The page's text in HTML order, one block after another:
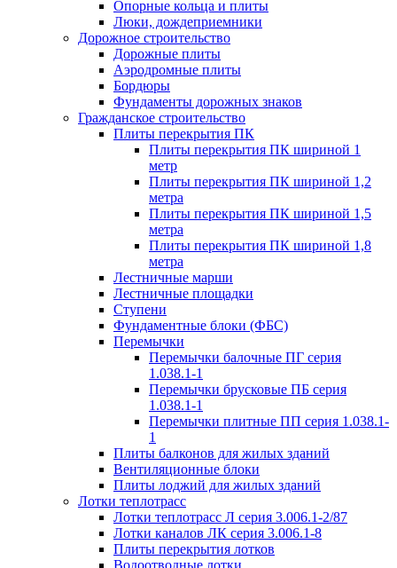
Опорные кольца и плиты
Люки, дождеприемники
Дорожное строительство
Дорожные плиты
Аэродромные плиты
Бордюры
Фундаменты дорожных знаков
Гражданское строительство
Плиты перекрытия ПК
Плиты перекрытия ПК шириной 1
метр
Плиты перекрытия ПК шириной 1,2
метра
Плиты перекрытия ПК шириной 1,5
метра
Плиты перекрытия ПК шириной 1,8
метра
Лестничные марши
Лестничные площадки
Ступени
Фундаментные блоки (ФБС)
Перемычки
Перемычки балочные ПГ серия
1.038.1-1
Перемычки брусковые ПБ серия
1.038.1-1
Перемычки плитные ПП серия 1.038.1-
1
Плиты балконов для жилых зданий
Вентиляционные блоки
Плиты лоджий для жилых зданий
Лотки теплотрасс
Лотки теплотрасс Л серия 3.006.1-2/87
Лотки каналов ЛК серия 3.006.1-8
Плиты перекрытия лотков
Водоотводные лотки